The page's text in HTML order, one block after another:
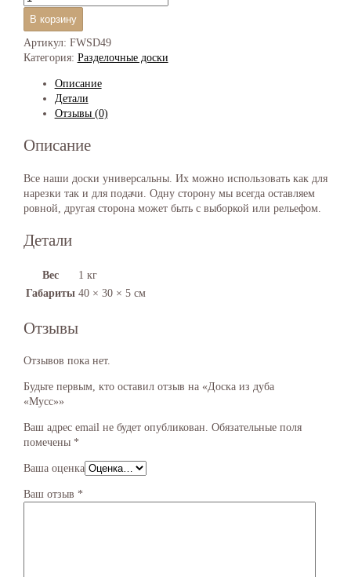
товара
Доска
из
дуба
В корзину
Артикул: FWSD49
Категория: Разделочные доски
Описание
Детали
Отзывы (0)
Описание
Все наши доски универсальны. Их можно использовать как для
нарезки так и для подачи. Одну сторону мы всегда оставляем
ровной, другая сторона может быть с выборкой или рельефом.
Детали
Вес
1 кг
Габариты 40 × 30 × 5 см
Отзывы
Отзывов пока нет.
Будьте первым, кто оставил отзыв на «Доска из дуба
«Мусс»»
Ваш адрес email не будет опубликован. Обязательные поля
помечены *
Ваша оценка
Ваш отзыв *